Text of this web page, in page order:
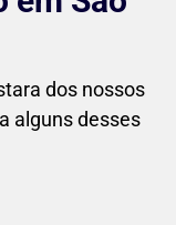
dos nossos
alguns desses